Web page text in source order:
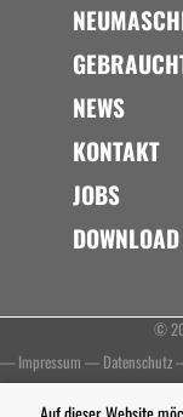
NEWS
KONTAKT
JOBS
DOWNLOAD
©
— Impressum — Datenschutz